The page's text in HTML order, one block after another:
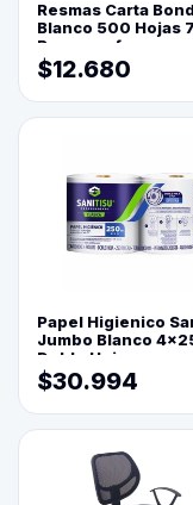
Resmas Carta Bond
Blanco 500 Hojas
Reprograf.
$12.680
Papel Higienico
Jumbo Blanco
Doble Hoja
$30.994